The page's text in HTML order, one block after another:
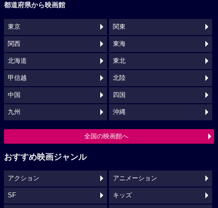
都道府県から映画館
東京 関東
関西 東海
北海道 東北
甲信越 北陸
中国 四国
九州 沖縄
全国の映画館へ
おすすめ映画ジャンル
アクション アニメーション
SF キッズ